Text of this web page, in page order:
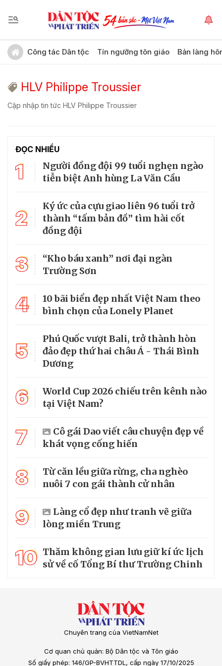
Công tác Dân tộc Tín ngưỡng tôn giáo Bản làng
HLV Philippe Troussier
Cập nhập tin tức HLV Philippe Troussier
ĐỌC NHIỀU
1
Người đồng đội 99 tuổi nghẹn ngào
tiễn biệt Anh hùng La Văn Cầu
2
Ký ức của cựu giao liên 96 tuổi trở
thành “tấm bản đồ” tìm hài cốt
đồng đội
3
“Kho báu xanh” nơi đại ngàn
Trường Sơn
4
10 bãi biển đẹp nhất Việt Nam theo
bình chọn của Lonely Planet
5
Phú Quốc vượt Bali, trở thành hòn
đảo đẹp thứ hai châu Á - Thái Bình
Dương
6
World Cup 2026 chiếu trên kênh nào
tại Việt Nam?
7
Cô gái Dao viết câu chuyện đẹp về
khát vọng cống hiến
8
Từ căn lều giữa rừng, cha nghèo
nuôi 7 con gái thành cử nhân
9
Làng cổ đẹp như tranh vẽ giữa
lòng miền Trung
10 Thăm không gian lưu giữ kí ức lịch
sử về cố Tổng Bí thư Trường Chinh
Chuyên trang của VietNamNet
Cơ quan chủ quản: Bộ Dân tộc và Tôn giáo
Số giấy phép: 146/GP-BVHTTDL, cấp ngày 17/10/2025